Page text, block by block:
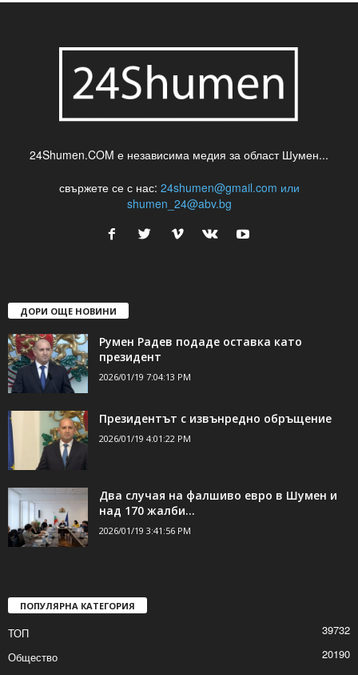
24Shumen.COM е независима медия за област Шумен...
свържете се с нас: 24shumen@gmail.com или
shumen_24@abv.bg
ДОРИ ОЩЕ НОВИНИ
Румен Радев подаде оставка като
президент
2026/01/19 7:04:13 PM
Президентът с извънредно обръщение
2026/01/19 4:01:22 PM
Два случая на фалшиво евро в Шумен и
над 170 жалби...
2026/01/19 3:41:56 PM
ПОПУЛЯРНА КАТЕГОРИЯ
ТОП
39732
Общество
20190